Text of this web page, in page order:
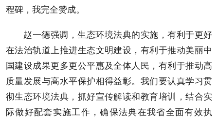
程碑，我完全赞成。
赵一德强调，生态环境法典的实施，有利于更好
在法治轨道上推进生态文明建设，有利于推动美丽中
国建设成果更多更公平惠及全体人民，有利于推动高
质量发展与高水平保护相得益彰。我们要认真学习贯
彻生态环境法典，抓好宣传解读和教育培训，结合实
际做好配套实施工作，确保法典在我省全面有效执